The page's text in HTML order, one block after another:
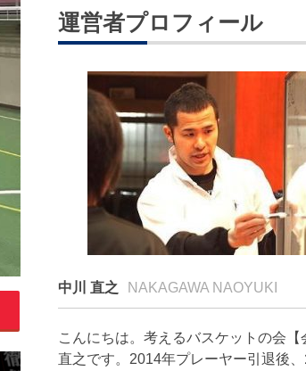
運営者プロフィール
中川 直之 NAKAGAWA NAOYUKI
こんにちは。考えるバスケットの会【
直之です。2014年プレーヤー引退後、